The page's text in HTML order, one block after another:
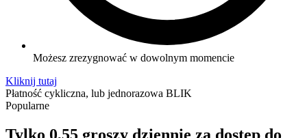
Możesz zrezygnować w dowolnym momencie
Kliknij tutaj
Płatność cykliczna, lub jednorazowa BLIK
Popularne
Tylko 0,55 groszy dziennie za dostęp do